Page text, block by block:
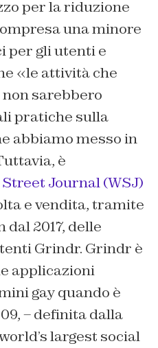
per la riduzione
una minore
per gli utenti e
«le attività che
sarebbero
pratiche sulla
abbiamo messo in
è
Journal (WSJ)
e vendita, tramite
2017, delle
Grindr. Grindr è
applicazioni
gay quando è
– definita dalla
largest social